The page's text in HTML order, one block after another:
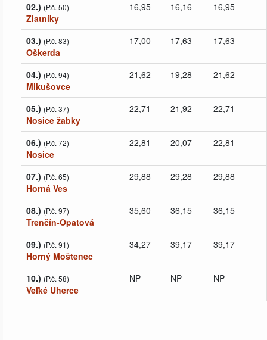
02.) (P.č. 50)
Zlatníky
16,95 16,16 16,95
03.) (P.č. 83)
Oškerda
17,00 17,63 17,63
04.) (P.č. 94)
Mikušovce
21,62 19,28 21,62
05.) (P.č. 37)
Nosice žabky
22,71 21,92 22,71
06.) (P.č. 72)
Nosice
22,81 20,07 22,81
07.) (P.č. 65)
Horná Ves
29,88 29,28 29,88
08.) (P.č. 97)
Trenčín-Opatová
35,60 36,15 36,15
09.) (P.č. 91)
Horný Moštenec
34,27 39,17 39,17
10.) (P.č. 58)
Veľké Uherce
NP NP NP